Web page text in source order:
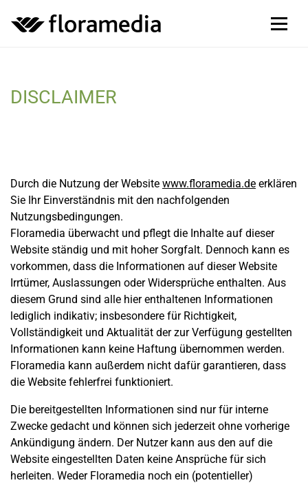
DISCLAIMER
Durch die Nutzung der Website www.floramedia.de erklären
Sie Ihr Einverständnis mit den nachfolgenden
Nutzungsbedingungen.
Floramedia überwacht und pflegt die Inhalte auf dieser
Website ständig und mit hoher Sorgfalt. Dennoch kann es
vorkommen, dass die Informationen auf dieser Website
Irrtümer, Auslassungen oder Widersprüche enthalten. Aus
diesem Grund sind alle hier enthaltenen Informationen
lediglich indikativ; insbesondere für Richtigkeit,
Vollständigkeit und Aktualität der zur Verfügung gestellten
Informationen kann keine Haftung übernommen werden.
Floramedia kann außerdem nicht dafür garantieren, dass
die Website fehlerfrei funktioniert.
Die bereitgestellten Informationen sind nur für interne
Zwecke gedacht und können sich jederzeit ohne vorherige
Ankündigung ändern. Der Nutzer kann aus den auf die
Website eingestellten Daten keine Ansprüche für sich
herleiten. Weder Floramedia noch ein (potentieller)